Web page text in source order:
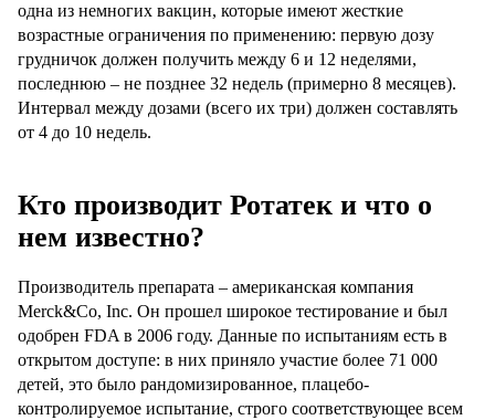
одна из немногих вакцин, которые имеют жесткие
возрастные ограничения по применению: первую дозу
грудничок должен получить между 6 и 12 неделями,
последнюю – не позднее 32 недель (примерно 8 месяцев).
Интервал между дозами (всего их три) должен составлять
от 4 до 10 недель.
Кто производит Ротатек и что о
нем известно?
Производитель препарата – американская компания
Merck&Co, Inc. Он прошел широкое тестирование и был
одобрен FDA в 2006 году. Данные по испытаниям есть в
открытом доступе: в них приняло участие более 71 000
детей, это было рандомизированное, плацебо-
контролируемое испытание, строго соответствующее всем